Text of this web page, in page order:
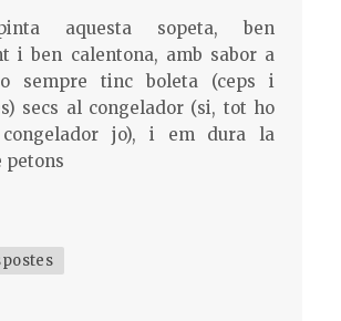
aquesta sopeta, ben
i ben calentona, amb sabor a
sempre tinc boleta (ceps i
secs al congelador (si, tot ho
jo), i em dura la
petons